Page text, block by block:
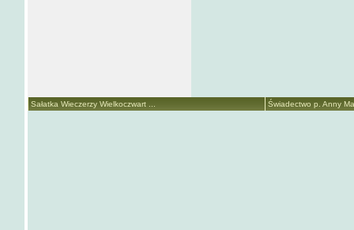
Sałatka Wieczerzy Wielkoczwart ... Świadectwo p. Anny